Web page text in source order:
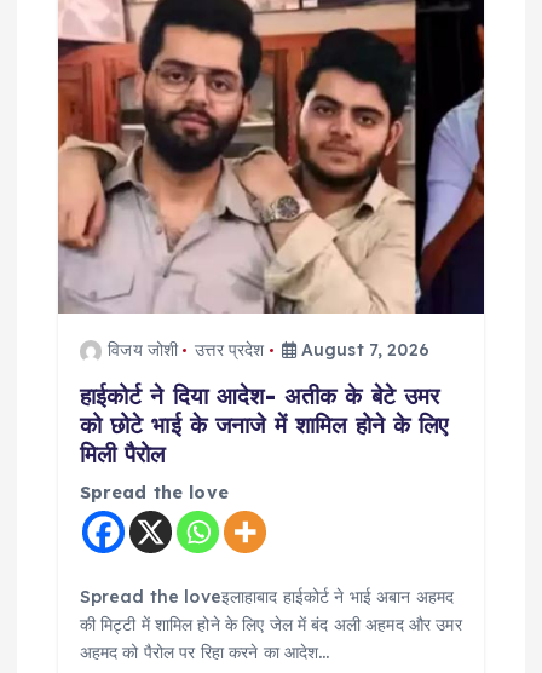
g
a
o
विजय जोशी उत्तर प्रदेश August 7, 2026
हाईकोर्ट ने दिया आदेश- अतीक के बेटे उमर
को छोटे भाई के जनाजे में शामिल होने के लिए
मिली पैरोल
Spread the love
Spread the loveइलाहाबाद हाईकोर्ट ने भाई अबान अहमद
की मिट्टी में शामिल होने के लिए जेल में बंद अली अहमद और उमर
अहमद को पैरोल पर रिहा करने का आदेश…